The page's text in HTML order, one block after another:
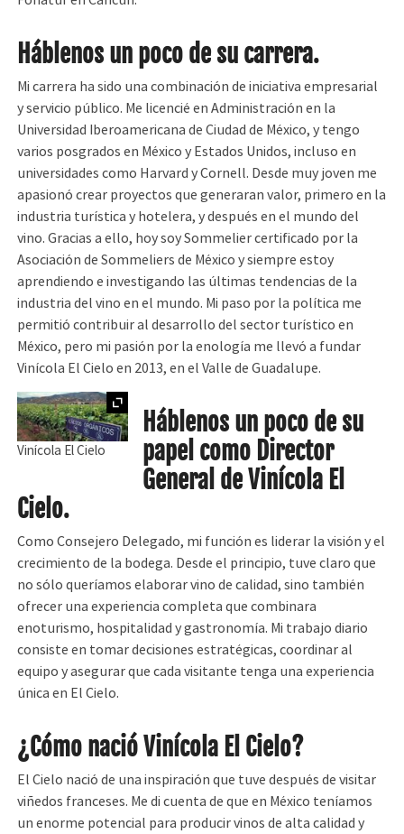
Háblenos un poco de su carrera.
Mi carrera ha sido una combinación de iniciativa empresarial
y servicio público. Me licencié en Administración en la
Universidad Iberoamericana de Ciudad de México, y tengo
varios posgrados en México y Estados Unidos, incluso en
universidades como Harvard y Cornell. Desde muy joven me
apasionó crear proyectos que generaran valor, primero en la
industria turística y hotelera, y después en el mundo del
vino. Gracias a ello, hoy soy Sommelier certificado por la
Asociación de Sommeliers de México y siempre estoy
aprendiendo e investigando las últimas tendencias de la
industria del vino en el mundo. Mi paso por la política me
permitió contribuir al desarrollo del sector turístico en
México, pero mi pasión por la enología me llevó a fundar
Vinícola El Cielo en 2013, en el Valle de Guadalupe.
Vinícola El Cielo
Háblenos un poco de su
papel como Director
General de Vinícola El
Cielo.
Como Consejero Delegado, mi función es liderar la visión y el
crecimiento de la bodega. Desde el principio, tuve claro que
no sólo queríamos elaborar vino de calidad, sino también
ofrecer una experiencia completa que combinara
enoturismo, hospitalidad y gastronomía. Mi trabajo diario
consiste en tomar decisiones estratégicas, coordinar al
equipo y asegurar que cada visitante tenga una experiencia
única en El Cielo.
¿Cómo nació Vinícola El Cielo?
El Cielo nació de una inspiración que tuve después de visitar
viñedos franceses. Me di cuenta de que en México teníamos
un enorme potencial para producir vinos de alta calidad y